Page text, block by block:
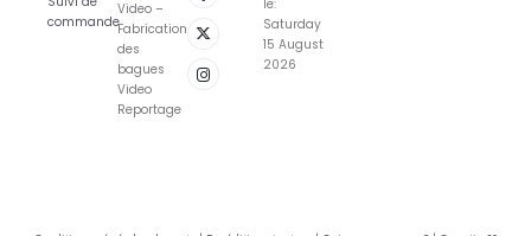
commande
Video –
Fabrication
des
bagues
Video
Reportage
le:
Saturday
15 August
2026